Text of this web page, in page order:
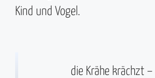
Kind und Vogel.
die Krähe krächzt –